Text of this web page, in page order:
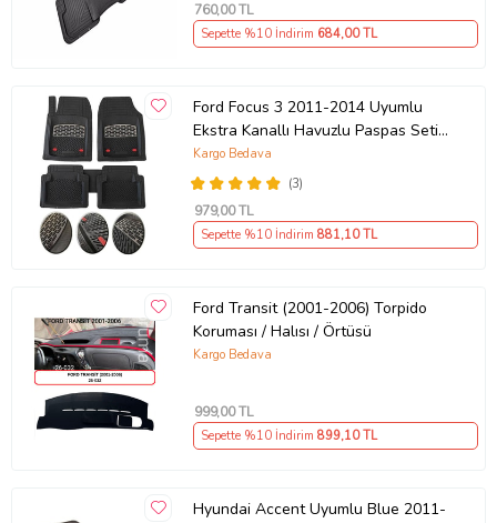
760,00 TL
Sepette %10 İndirim 684,00 TL
Ford Focus 3 2011-2014 Uyumlu
Ekstra Kanallı Havuzlu Paspas Seti
Krom Gümüş 4D
(3)
Kargo Bedava
979,00 TL
Sepette %10 İndirim 881,10 TL
Ford Transit (2001-2006) Torpido
Koruması / Halısı / Örtüsü
Kargo Bedava
999,00 TL
Sepette %10 İndirim 899,10 TL
Hyundai Accent Uyumlu Blue 2011-